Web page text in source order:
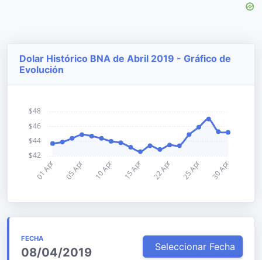
Dolar Histórico BNA de Abril 2019 - Gráfico de
Evolución
FECHA
08/04/2019 Seleccionar Fecha